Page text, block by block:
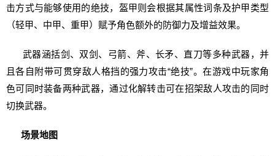
击方式与能够使用的绝技，盔甲则会根据其属性词条及护甲类型
（轻甲、中甲、重甲）赋予角色额外的防御力及增益效果。
武器涵括剑、双剑、弓箭、斧、长矛、直刀等多种武器，并
且各自附带可贯穿敌人格挡的强力攻击“绝技”。在游戏中玩家角
色可同时装备两种武器，通过化解转击可在招架敌人攻击的同时
切换武器。
场景地图